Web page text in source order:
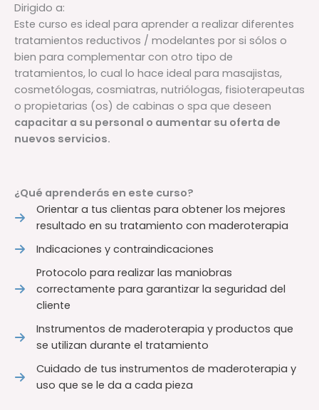
Dirigido a:
Este curso es ideal para aprender a realizar diferentes
tratamientos reductivos / modelantes por si sólos o
bien para complementar con otro tipo de
tratamientos, lo cual lo hace ideal para masajistas,
cosmetólogas, cosmiatras, nutriólogas, fisioterapeutas
o propietarias (os) de cabinas o spa que deseen
capacitar a su personal o aumentar su oferta de
nuevos servicios.
¿Qué aprenderás en este curso?
Orientar a tus clientas para obtener los mejores
resultado en su tratamiento con maderoterapia
Indicaciones y contraindicaciones
Protocolo para realizar las maniobras
correctamente para garantizar la seguridad del
cliente
Instrumentos de maderoterapia y productos que
se utilizan durante el tratamiento
Cuidado de tus instrumentos de maderoterapia y
uso que se le da a cada pieza